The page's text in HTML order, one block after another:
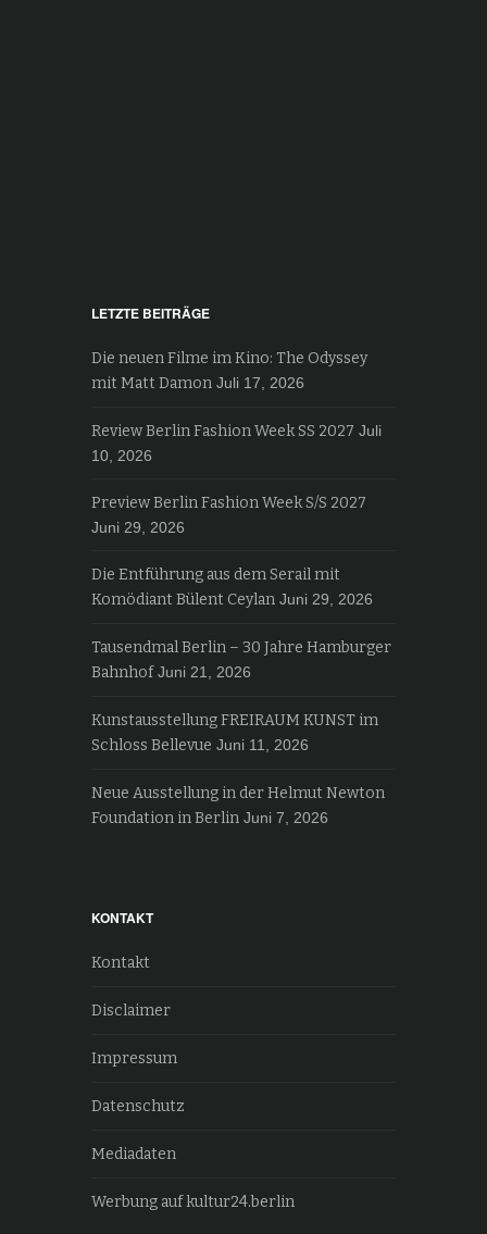
LETZTE BEITRÄGE
Die neuen Filme im Kino: The Odyssey
mit Matt Damon Juli 17, 2026
Review Berlin Fashion Week SS 2027 Juli
10, 2026
Preview Berlin Fashion Week S/S 2027
Juni 29, 2026
Die Entführung aus dem Serail mit
Komödiant Bülent Ceylan Juni 29, 2026
Tausendmal Berlin – 30 Jahre Hamburger
Bahnhof Juni 21, 2026
Kunstausstellung FREIRAUM KUNST im
Schloss Bellevue Juni 11, 2026
Neue Ausstellung in der Helmut Newton
Foundation in Berlin Juni 7, 2026
KONTAKT
Kontakt
Disclaimer
Impressum
Datenschutz
Mediadaten
Werbung auf kultur24.berlin